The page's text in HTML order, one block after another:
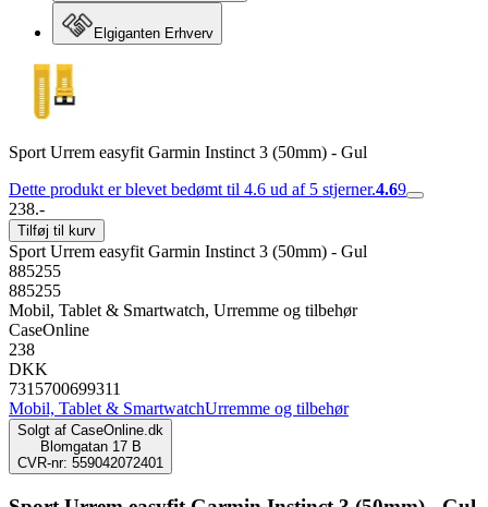
Elgiganten Erhverv
Sport Urrem easyfit Garmin Instinct 3 (50mm) - Gul
Dette produkt er blevet bedømt til 4.6 ud af 5 stjerner.4.69
238.-
Tilføj til kurv
Sport Urrem easyfit Garmin Instinct 3 (50mm) - Gul
885255
885255
Mobil, Tablet & Smartwatch, Urremme og tilbehør
CaseOnline
238
DKK
7315700699311
Mobil, Tablet & SmartwatchUrremme og tilbehør
Solgt af CaseOnline.dk
Blomgatan 17 B
CVR-nr: 559042072401